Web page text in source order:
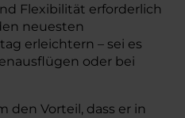
Flexibilität erforderlich
neuesten
erleichtern – sei es
oder bei
den Vorteil, dass er in